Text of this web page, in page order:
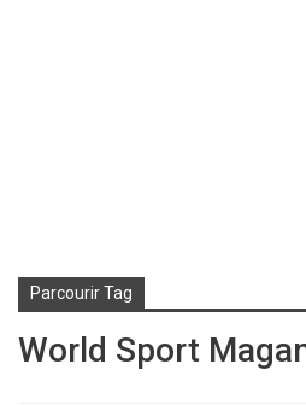
Parcourir Tag
World Sport